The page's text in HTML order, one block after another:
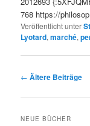
768 https://
Veröffentlicht unter
Lyotard,marché,
Beitragsnavigation
← Ältere Beiträge
NEUE BÜCHER